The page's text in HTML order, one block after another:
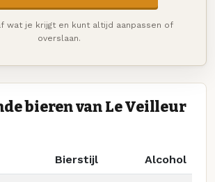
wat je krijgt en kunt altijd aanpassen of
overslaan.
bieren van Le Veilleur
Bierstijl Alcohol